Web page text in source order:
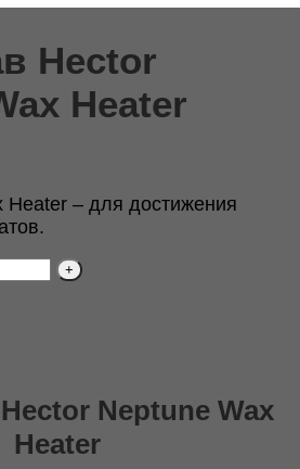
Hector
Heater
Heater – для достижения
Neptune Wax
Heater